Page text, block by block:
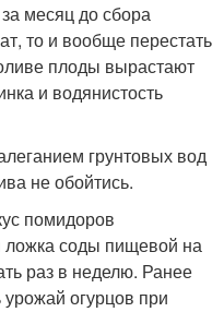
месяц до сбора
то и вообще перестать
плоды вырастают
и водянистость
грунтовых вод
не обойтись.
помидоров
ложка соды пищевой на
раз в неделю. Ранее
огурцов при